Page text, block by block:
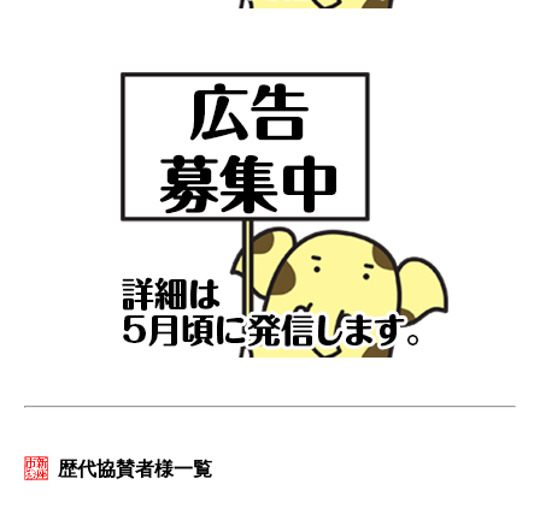
歴代協賛者様一覧